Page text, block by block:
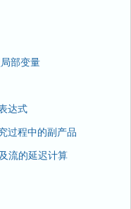
部变量
达式
过程中的副产品
流的延迟计算